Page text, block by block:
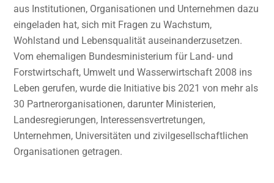
aus Institutionen, Organisationen und Unternehmen dazu
eingeladen hat, sich mit Fragen zu Wachstum,
Wohlstand und Lebensqualität auseinanderzusetzen.
Vom ehemaligen Bundesministerium für Land- und
Forstwirtschaft, Umwelt und Wasserwirtschaft 2008 ins
Leben gerufen, wurde die Initiative bis 2021 von mehr als
30 Partnerorganisationen, darunter Ministerien,
Landesregierungen, Interessensvertretungen,
Unternehmen, Universitäten und zivilgesellschaftlichen
Organisationen getragen.